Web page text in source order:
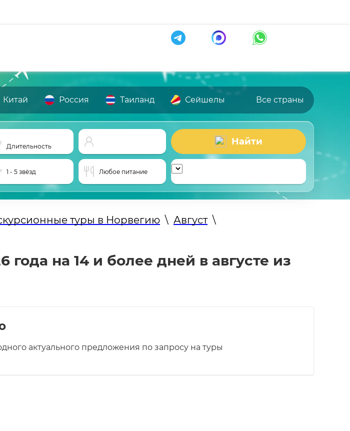
Китай Россия Таиланд Сейшелы Все страны
Длительность Найти
1 - 5 звёзд Любое питание
туры в Норвегию \ Август \
на 14 и более дней в августе из
актуального предложения по запросу на туры